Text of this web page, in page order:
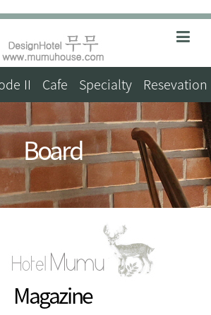
II Cafe Specialty Resevation
Board
Magazine